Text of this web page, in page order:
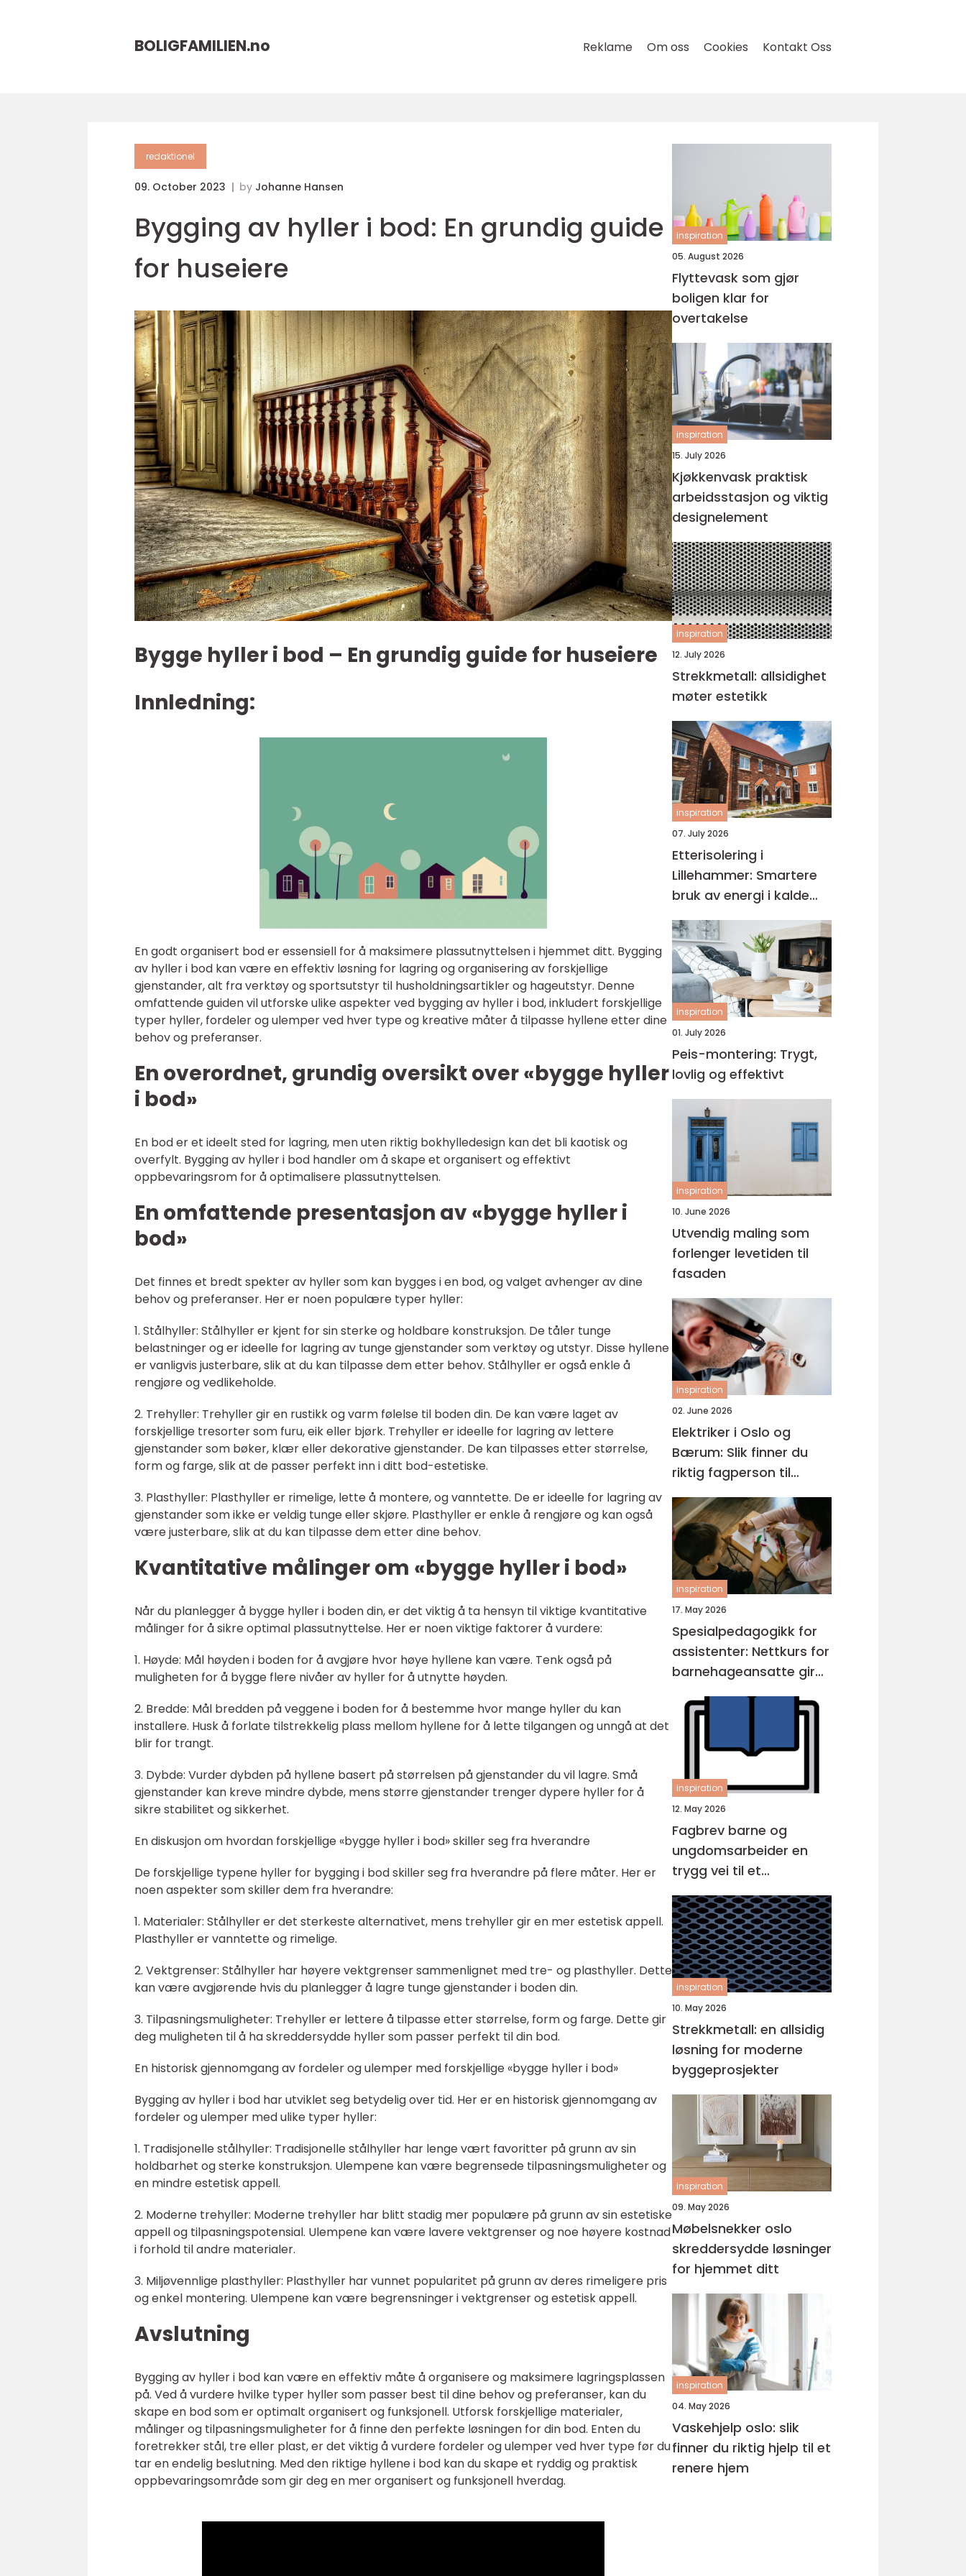
BOLIGFAMILIEN.no Reklame Om oss Cookies Kontakt Oss
redaktionel
09. October 2023 by Johanne Hansen
Bygging av hyller i bod: En grundig guide
for huseiere
Bygge hyller i bod – En grundig guide for huseiere
Innledning:
En godt organisert bod er essensiell for å maksimere plassutnyttelsen i hjemmet ditt. Bygging
av hyller i bod kan være en effektiv løsning for lagring og organisering av forskjellige
gjenstander, alt fra verktøy og sportsutstyr til husholdningsartikler og hageutstyr. Denne
omfattende guiden vil utforske ulike aspekter ved bygging av hyller i bod, inkludert forskjellige
typer hyller, fordeler og ulemper ved hver type og kreative måter å tilpasse hyllene etter dine
behov og preferanser.
En overordnet, grundig oversikt over «bygge hyller
i bod»
En bod er et ideelt sted for lagring, men uten riktig bokhylledesign kan det bli kaotisk og
overfylt. Bygging av hyller i bod handler om å skape et organisert og effektivt
oppbevaringsrom for å optimalisere plassutnyttelsen.
En omfattende presentasjon av «bygge hyller i
bod»
Det finnes et bredt spekter av hyller som kan bygges i en bod, og valget avhenger av dine
behov og preferanser. Her er noen populære typer hyller:
1. Stålhyller: Stålhyller er kjent for sin sterke og holdbare konstruksjon. De tåler tunge
belastninger og er ideelle for lagring av tunge gjenstander som verktøy og utstyr. Disse hyllene
er vanligvis justerbare, slik at du kan tilpasse dem etter behov. Stålhyller er også enkle å
rengjøre og vedlikeholde.
2. Trehyller: Trehyller gir en rustikk og varm følelse til boden din. De kan være laget av
forskjellige tresorter som furu, eik eller bjørk. Trehyller er ideelle for lagring av lettere
gjenstander som bøker, klær eller dekorative gjenstander. De kan tilpasses etter størrelse,
form og farge, slik at de passer perfekt inn i ditt bod-estetiske.
3. Plasthyller: Plasthyller er rimelige, lette å montere, og vanntette. De er ideelle for lagring av
gjenstander som ikke er veldig tunge eller skjøre. Plasthyller er enkle å rengjøre og kan også
være justerbare, slik at du kan tilpasse dem etter dine behov.
Kvantitative målinger om «bygge hyller i bod»
Når du planlegger å bygge hyller i boden din, er det viktig å ta hensyn til viktige kvantitative
målinger for å sikre optimal plassutnyttelse. Her er noen viktige faktorer å vurdere:
1. Høyde: Mål høyden i boden for å avgjøre hvor høye hyllene kan være. Tenk også på
muligheten for å bygge flere nivåer av hyller for å utnytte høyden.
2. Bredde: Mål bredden på veggene i boden for å bestemme hvor mange hyller du kan
installere. Husk å forlate tilstrekkelig plass mellom hyllene for å lette tilgangen og unngå at det
blir for trangt.
3. Dybde: Vurder dybden på hyllene basert på størrelsen på gjenstander du vil lagre. Små
gjenstander kan kreve mindre dybde, mens større gjenstander trenger dypere hyller for å
sikre stabilitet og sikkerhet.
En diskusjon om hvordan forskjellige «bygge hyller i bod» skiller seg fra hverandre
De forskjellige typene hyller for bygging i bod skiller seg fra hverandre på flere måter. Her er
noen aspekter som skiller dem fra hverandre:
1. Materialer: Stålhyller er det sterkeste alternativet, mens trehyller gir en mer estetisk appell.
Plasthyller er vanntette og rimelige.
2. Vektgrenser: Stålhyller har høyere vektgrenser sammenlignet med tre- og plasthyller. Dette
kan være avgjørende hvis du planlegger å lagre tunge gjenstander i boden din.
3. Tilpasningsmuligheter: Trehyller er lettere å tilpasse etter størrelse, form og farge. Dette gir
deg muligheten til å ha skreddersydde hyller som passer perfekt til din bod.
En historisk gjennomgang av fordeler og ulemper med forskjellige «bygge hyller i bod»
Bygging av hyller i bod har utviklet seg betydelig over tid. Her er en historisk gjennomgang av
fordeler og ulemper med ulike typer hyller:
1. Tradisjonelle stålhyller: Tradisjonelle stålhyller har lenge vært favoritter på grunn av sin
holdbarhet og sterke konstruksjon. Ulempene kan være begrensede tilpasningsmuligheter og
en mindre estetisk appell.
2. Moderne trehyller: Moderne trehyller har blitt stadig mer populære på grunn av sin estetiske
appell og tilpasningspotensial. Ulempene kan være lavere vektgrenser og noe høyere kostnad
i forhold til andre materialer.
3. Miljøvennlige plasthyller: Plasthyller har vunnet popularitet på grunn av deres rimeligere pris
og enkel montering. Ulempene kan være begrensninger i vektgrenser og estetisk appell.
Avslutning
Bygging av hyller i bod kan være en effektiv måte å organisere og maksimere lagringsplassen
på. Ved å vurdere hvilke typer hyller som passer best til dine behov og preferanser, kan du
skape en bod som er optimalt organisert og funksjonell. Utforsk forskjellige materialer,
målinger og tilpasningsmuligheter for å finne den perfekte løsningen for din bod. Enten du
foretrekker stål, tre eller plast, er det viktig å vurdere fordeler og ulemper ved hver type før du
tar en endelig beslutning. Med den riktige hyllene i bod kan du skape et ryddig og praktisk
oppbevaringsområde som gir deg en mer organisert og funksjonell hverdag.
inspiration
05. August 2026
Flyttevask som gjør
boligen klar for
overtakelse
inspiration
15. July 2026
Kjøkkenvask praktisk
arbeidsstasjon og viktig
designelement
inspiration
12. July 2026
Strekkmetall: allsidighet
møter estetikk
inspiration
07. July 2026
Etterisolering i
Lillehammer: Smartere
bruk av energi i kalde
vintre
inspiration
01. July 2026
Peis-montering: Trygt,
lovlig og effektivt
inspiration
10. June 2026
Utvendig maling som
forlenger levetiden til
fasaden
inspiration
02. June 2026
Elektriker i Oslo og
Bærum: Slik finner du
riktig fagperson til
jobben
inspiration
17. May 2026
Spesialpedagogikk for
assistenter: Nettkurs for
barnehageansatte gir
fleksibel opplæring
inspiration
12. May 2026
Fagbrev barne og
ungdomsarbeider en
trygg vei til et
meningsfullt yrke
inspiration
10. May 2026
Strekkmetall: en allsidig
løsning for moderne
byggeprosjekter
inspiration
09. May 2026
Møbelsnekker oslo
skreddersydde løsninger
for hjemmet ditt
inspiration
04. May 2026
Vaskehjelp oslo: slik
finner du riktig hjelp til et
renere hjem